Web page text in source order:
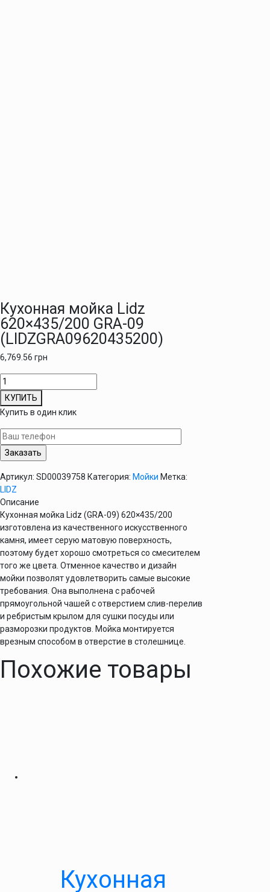
Кухонная мойка Lidz
620×435/200 GRA-09
(LIDZGRA09620435200)
6,769.56 грн
Количество
товара
Кухонная
мойка
Lidz
620x435/200
GRA-
(LIDZGRA09620435200)
КУПИТЬ
Купить в один клик
Артикул: SD00039758 Категория: Мойки Метка:
LIDZ
Описание
Кухонная мойка Lidz (GRA-09) 620×435/200
изготовлена из качественного искусственного
камня, имеет серую матовую поверхность,
поэтому будет хорошо смотреться со смесителем
того же цвета. Отменное качество и дизайн
мойки позволят удовлетворить самые высокие
требования. Она выполнена с рабочей
прямоугольной чашей с отверстием слив-перелив
и ребристым крылом для сушки посуды или
разморозки продуктов. Мойка монтируется
врезным способом в отверстие в столешнице.
Похожие товары
Кухонная